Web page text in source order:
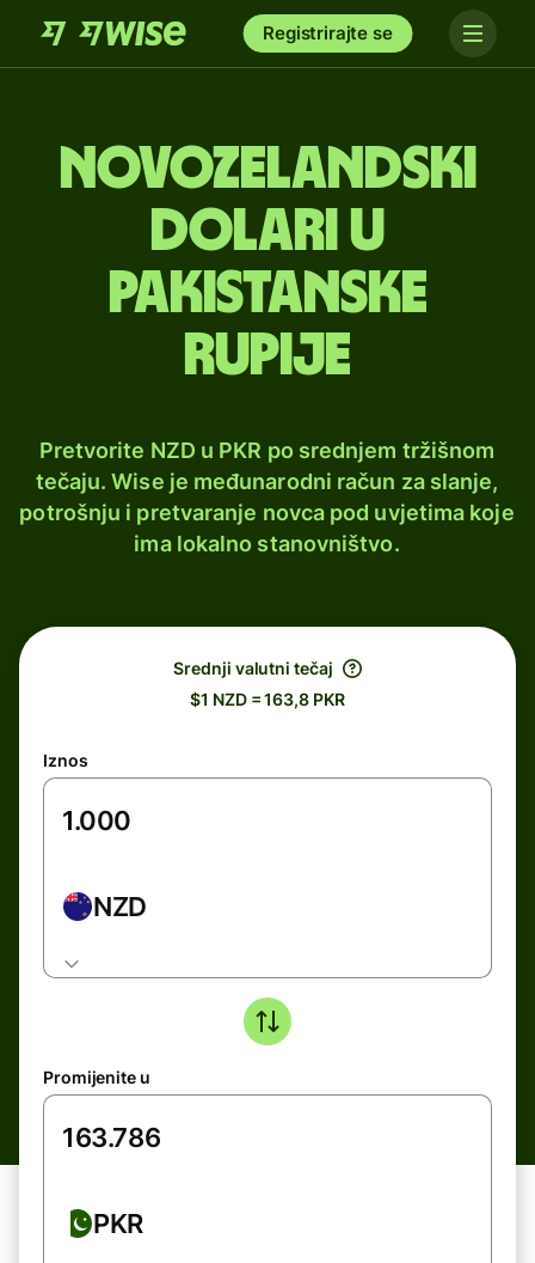
Registrirajte se
Novozelandski
dolari u
pakistanske
rupije
Pretvorite NZD u PKR po srednjem tržišnom
tečaju. Wise je međunarodni račun za slanje,
potrošnju i pretvaranje novca pod uvjetima koje
ima lokalno stanovništvo.
Srednji valutni tečaj
$1 NZD = 163,8 PKR
Iznos
NZD
Promijenite u
PKR